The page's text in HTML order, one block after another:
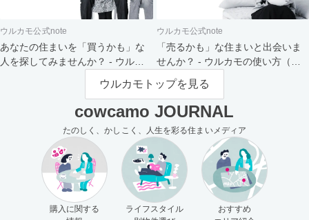
ウルカモ公式note
あなたの住まいを「買うかも」な
人を探してみませんか？ - ウルカ
ウルカモ公式note
「売るかも」な住まいと出会いま
せんか？ - ウルカモの使い方（買
主さま向け）
ウルカモトップを見る
cowcamo JOURNAL
たのしく、かしこく、人生を彩る住まいメディア
購入に関する
ライフスタイル
おすすめ